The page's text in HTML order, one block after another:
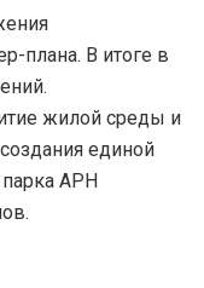
плана. В итоге в
жилой среды и
единой
АРН